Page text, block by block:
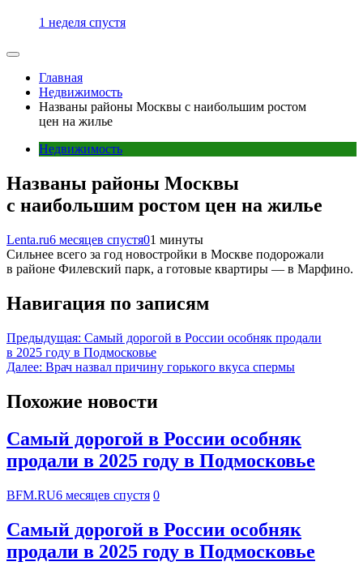
1 неделя спустя
Главная
Недвижимость
Названы районы Москвы с наибольшим ростом
цен на жилье
Недвижимость
Названы районы Москвы
с наибольшим ростом цен на жилье
Lenta.ru6 месяцев спустя01 минуты
Сильнее всего за год новостройки в Москве подорожали
в районе Филевский парк, а готовые квартиры — в Марфино.
Навигация по записям
Предыдущая: Самый дорогой в России особняк продали
в 2025 году в Подмосковье
Далее: Врач назвал причину горького вкуса спермы
Похожие новости
Самый дорогой в России особняк
продали в 2025 году в Подмосковье
BFM.RU6 месяцев спустя 0
Самый дорогой в России особняк
продали в 2025 году в Подмосковье